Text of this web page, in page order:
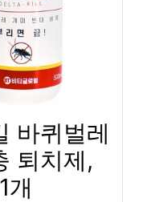
바퀴벌레
퇴치제,
개